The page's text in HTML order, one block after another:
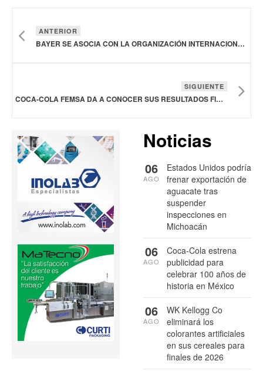
ANTERIOR
BAYER SE ASOCIA CON LA ORGANIZACIÓN INTERNACIONAL PARA LAS MIGRACIONES DE LA ONU PARA COMBATIR EL HAMBRE
SIGUIENTE
COCA-COLA FEMSA DA A CONOCER SUS RESULTADOS FINANCIEROS DEL PRIMER TRIMESTRE 2026
Noticias
Estados Unidos podría
frenar exportación de
aguacate tras
suspender
inspecciones en
Michoacán
06
AGO
Coca-Cola estrena
publicidad para
celebrar 100 años de
historia en México
06
AGO
WK Kellogg Co
eliminará los
colorantes artificiales
en sus cereales para
finales de 2026
06
AGO